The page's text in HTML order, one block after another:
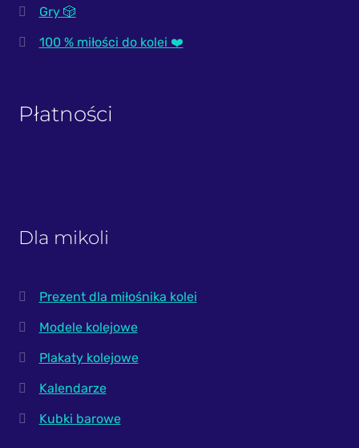
Gry 🎲
100 % miłości do kolei ❤️
Płatności
Dla mikoli
Prezent dla miłośnika kolei
Modele kolejowe
Plakaty kolejowe
Kalendarze
Kubki barowe